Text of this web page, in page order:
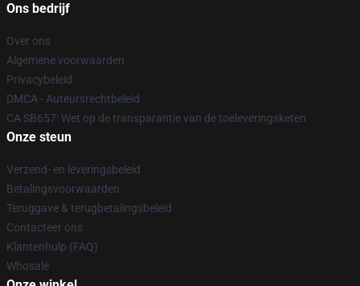
Ons bedrijf
Over ons
Algemene voorwaarden
Privacybeleid
DMCA - Auteursrechtbeleid
CA SB657: Wet op de transparantie van de toeleveringsketen
Onze steun
Verzend- en leveringsbeleid
Betalingsvoorwaarden
Teruggave & terugbetalingsbeleid
Contacteer ons
Klantenhulp (FAQ)
Whosale